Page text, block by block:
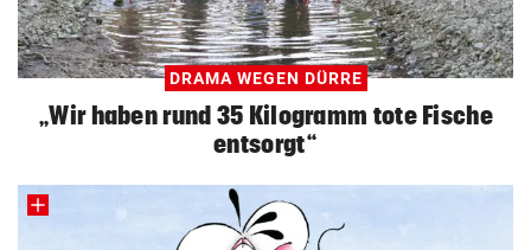
DRAMA WEGEN DÜRRE
„Wir haben rund 35 Kilogramm tote Fische
entsorgt“